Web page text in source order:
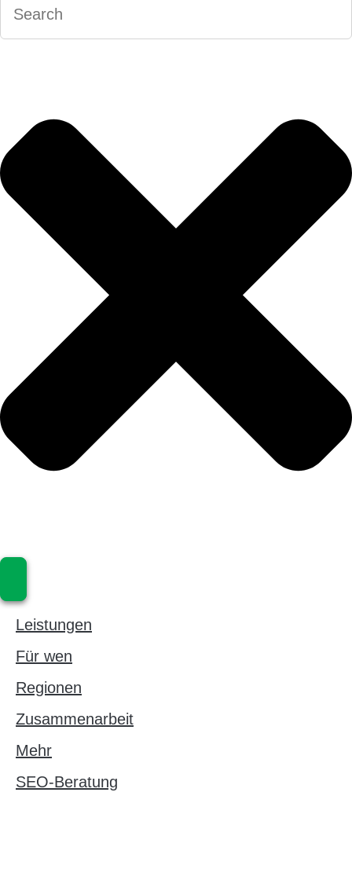
Leistungen
Für wen
Regionen
Zusammenarbeit
Mehr
SEO-Beratung